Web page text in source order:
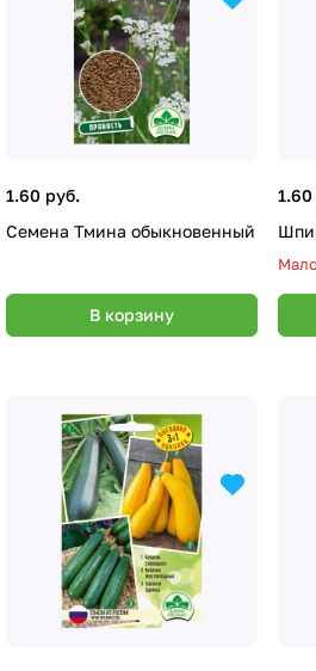
1.60 руб.
Семена Тмина обыкновенный
В корзину